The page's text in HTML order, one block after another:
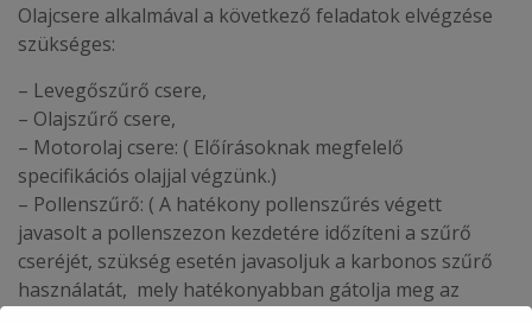
Olajcsere alkalmával a következő feladatok elvégzése
szükséges:
– Levegőszűrő csere,
– Olajszűrő csere,
– Motorolaj csere: ( Előírásoknak megfelelő
specifikációs olajjal végzünk.)
– Pollenszűrő: ( A hatékony pollenszűrés végett
javasolt a pollenszezon kezdetére időzíteni a szűrő
cseréjét, szükség esetén javasoljuk a karbonos szűrő
használatát, mely hatékonyabban gátolja meg az